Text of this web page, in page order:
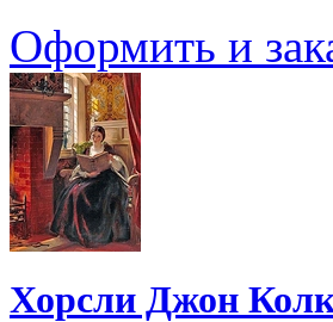
Оформить и
Хорсли Джон